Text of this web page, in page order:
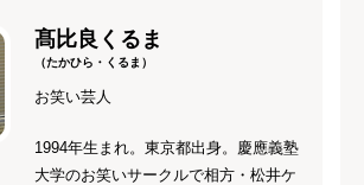
髙比良くるま
（たかひら・くるま）
お笑い芸人
1994年生まれ。東京都出身。慶應義塾
大学のお笑いサークルで相方・松井ケ